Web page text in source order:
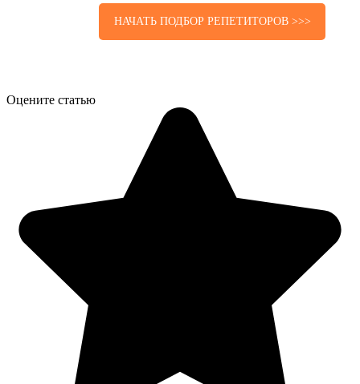
НАЧАТЬ ПОДБОР РЕПЕТИТОРОВ >>>
Оцените статью